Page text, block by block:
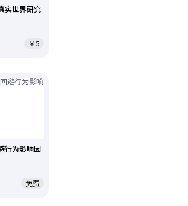
实世界研究
￥5
行为影响因
免费